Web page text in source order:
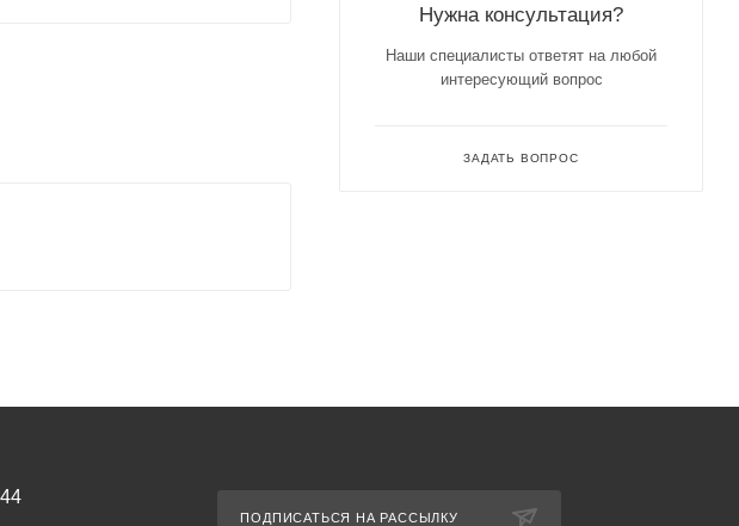
Нужна консультация?
Наши специалисты ответят на любой
интересующий вопрос
ЗАДАТЬ ВОПРОС
ПОДПИСАТЬСЯ НА РАССЫЛКУ